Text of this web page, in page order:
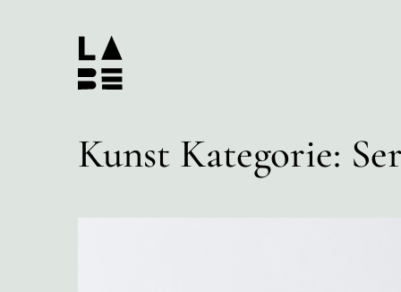
Kunst Kategorie: